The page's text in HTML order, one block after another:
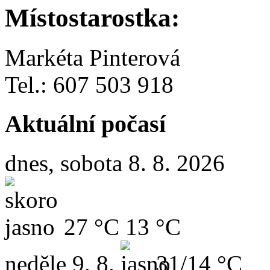
Místostarostka:
Markéta Pinterová
Tel.: 607 503 918
Aktuální počasí
dnes, sobota 8. 8. 2026
27 °C 13 °C
neděle 9. 8. 31/14 °C